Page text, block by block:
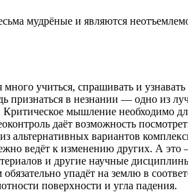
мудрёные и являются
много учиться, спрашивать и
признаться в незнании — одно из
мышление необходимо
даёт возможность
альтернативных вариантов
ведёт к изменению других. А
и другие научные
упадёт на землю в
поверхности и угла падения.